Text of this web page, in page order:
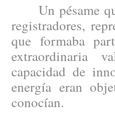
Un pésame
registradores,
que formaba
extraordinaria
capacidad de
energía eran
conocían.